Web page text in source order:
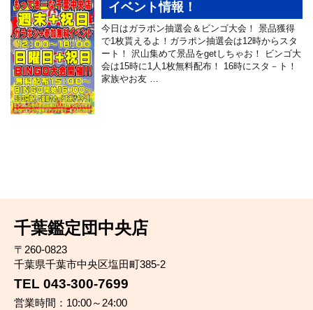
イベント情報！
今日はガラポン抽選会＆ビンゴ大会！ 景品獲得
で1枚貰えるよ！ガラポン抽選会は12時からスタ
ート！ 沢山集めて景品をgetしちゃお！ ビンゴ大
会は15時に1人1枚無料配布！ 16時にスタ－ト！
家族やお友 …
千葉鑑定団中央店
〒260-0823
千葉県千葉市中央区塩田町385-2
TEL 043-300-7699
営業時間：10:00～24:00